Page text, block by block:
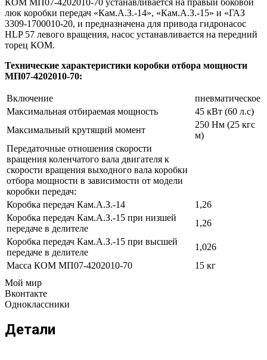
люк коробки передач «Кам.А.З.-14», «Кам.А.З.-15» и «ГАЗ
3309-1700010-20, и предназначена для привода гидронасос
HLP 57 левого вращения, насос устанавливается на передний
торец КОМ.
Технические характеристики коробки отбора мощности
МП07-4202010-70:
Включение
пневматическое
Максимальная отбираемая мощность
45 кВт (60 л.с)
Максимальный крутящий момент
250 Нм (25 кгс
м)
Передаточные отношения скорости
вращения коленчатого вала двигателя к
скорости вращения выходного вала коробки
отбора мощности в зависимости от модели
коробки передач:
Коробка передач Кам.А.З.-14
1,26
Коробка передач Кам.А.З.-15 при низшей
передаче в делителе
1,26
Коробка передач Кам.А.З.-15 при высшей
передаче в делителе
1,026
Масса КОМ МП07-4202010-70
15 кг
Мой мир
Вконтакте
Одноклассники
Детали